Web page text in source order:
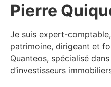
Pierre
Je suis expert-
patrimoine, dirigeant et
Quanteos, spécialisé
d’investisseurs